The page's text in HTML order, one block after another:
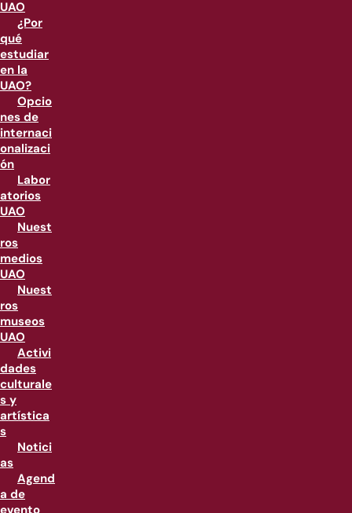
UAO
¿Por
qué
estudiar
en la
UAO?
Opcio
nes de
internaci
onalizaci
ón
Labor
atorios
UAO
Nuest
ros
medios
UAO
Nuest
ros
museos
UAO
Activi
dades
culturale
s y
artística
s
Notici
as
Agend
a de
evento